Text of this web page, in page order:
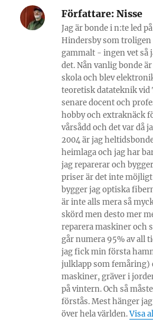
Författare: Nisse
Jag är bonde i n:te led
Hindersby som troligen
gammalt - ingen vet så
det. Nån vanlig bonde
skola och blev
teoretisk datateknik
senare docent och
hobby och extraknäck
vårsådd och det var då
2004 är jag
heimlaga och jag har
jag reparerar och
priser är det inte
bygger jag optiska
är inte alls mera så
skörd men desto mer
reparera maskiner och
går numera 95% av all
jag fick min första
julklapp som femåring)
maskiner, gräver i
på vintern. Och så
förstås. Mest hänger
över hela världen.Visa